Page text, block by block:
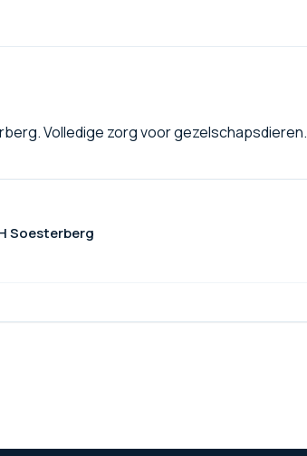
Volledige zorg voor gezelschapsdieren.
Soesterberg